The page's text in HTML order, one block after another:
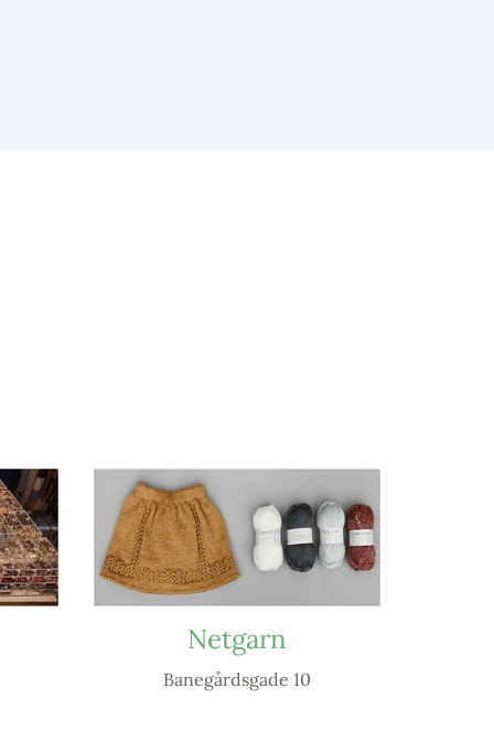
Netgarn
Banegårdsgade 10